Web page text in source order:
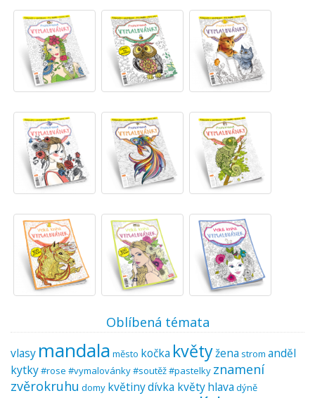
Oblíbená témata
vlasy mandala město kočka květyžena strom anděl
kytky#rose #vymalovánky #soutěž #pastelky znamení
zvěrokruhu domy květinydívka květyhlava dýně